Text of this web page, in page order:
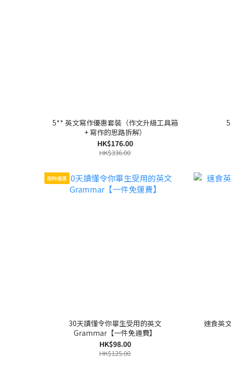
5** 英文寫作優惠套裝（作文升級工具箱
+ 寫作的思路拆解）
HK$176.00
HK$336.00
限時優惠
30天讀懂令你畢生受用的英文
Grammar【一件免運費】
HK$98.00
HK$125.00
速食英